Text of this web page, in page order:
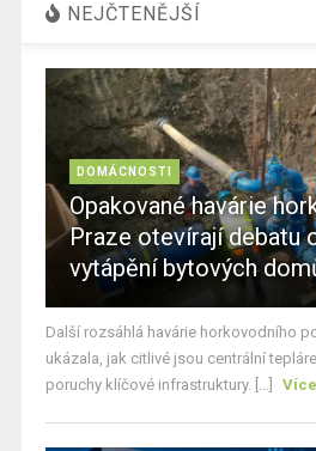
NEJČTENĚJŠÍ
DOMÁCNOSTI
Opakované havárie
Praze otevírají debatu
vytápění bytových
Další rozsáhlá havárie horkovodního
ukázala, jak citlivé jsou centrální
poruchy klíčové infrastruktury. [...]
Více